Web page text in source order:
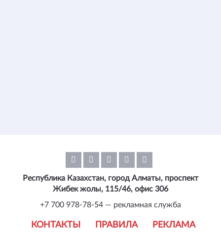
КОНТАКТЫ ПРАВИЛА РЕКЛАМА
Республика Казахстан, город Алматы, проспект
Жибек жолы, 115/46, офис 306
+7 700 978-78-54 — рекламная служба